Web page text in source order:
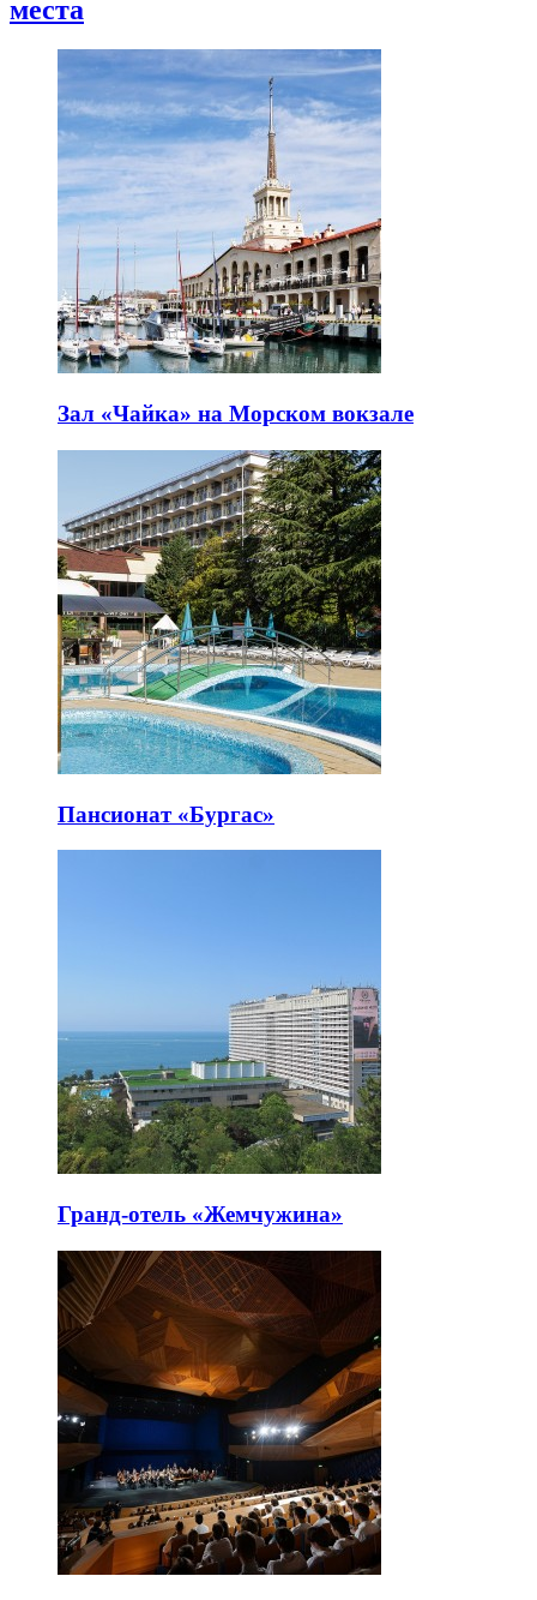
места
Зал «Чайка» на Морском вокзале
Пансионат «Бургас»
Гранд-отель «Жемчужина»